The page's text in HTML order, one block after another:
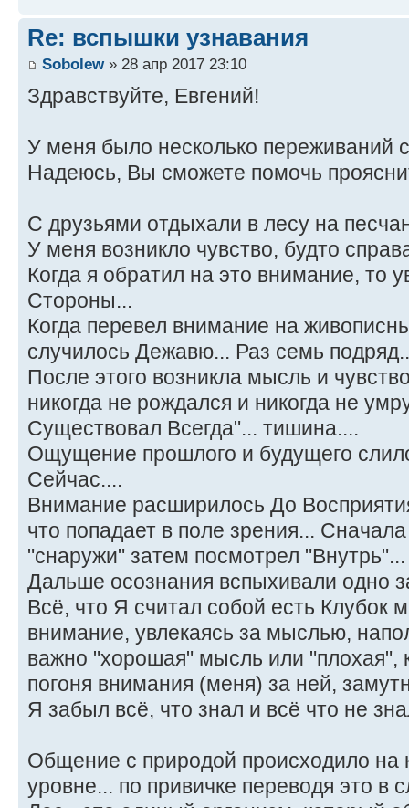
Re: вспышки узнавания
Sobolew» 28 апр 2017 23:10
Здравствуйте, Евгений!
У меня было несколько переживаний
Надеюсь, Вы сможете помочь
С друзьями отдыхали в лесу на
У меня возникло чувство, будто
Когда я обратил на это внимание, то
Стороны...
Когда перевел внимание на
случилось Дежавю... Раз семь
После этого возникла мысль и
никогда не рождался и никогда не
Существовал Всегда"... тишина....
Ощущение прошлого и будущего
Сейчас....
Внимание расширилось До
что попадает в поле зрения...
"снаружи" затем посмотрел "Внутрь"...
Дальше осознания вспыхивали одно
Всё, что Я считал собой есть Клубок
внимание, увлекаясь за мыслью,
важно "хорошая" мысль или "плохая",
погоня внимания (меня) за ней,
Я забыл всё, что знал и всё что не
Общение с природой происходило на
уровне... по привичке переводя это в